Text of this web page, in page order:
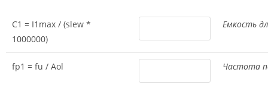
C1 = I1max / (slew *
1000000)
Емкость
fp1 = fu / Aol Частота